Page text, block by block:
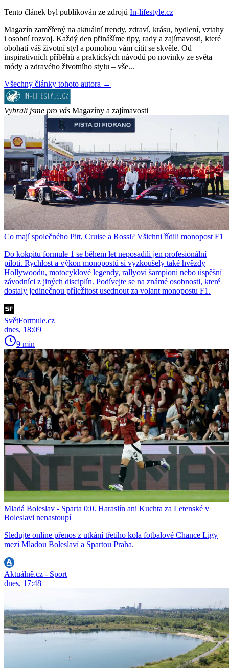
Tento článek byl publikován ze zdrojů In-lifestyle.cz
Magazín zaměřený na aktuální trendy, zdraví, krásu, bydlení, vztahy
i osobní rozvoj. Každý den přinášíme tipy, rady a zajímavosti, které
obohatí váš životní styl a pomohou vám cítit se skvěle. Od
inspirativních příběhů a praktických návodů po novinky ze světa
módy a zdravého životního stylu – vše...
Všechny články tohoto autora →
Vybrali jsme pro vás Magazíny a zajímavosti
Co mají společného Pitt, Cruise a Rossi? Všichni řídili monopost F1
Do kokpitu formule 1 se během let neposadili jen profesionální
piloti. Rychlost a výkon monopostů si vyzkoušely také hvězdy
Hollywoodu, motocyklové legendy, rallyoví šampioni nebo úspěšní
závodníci z jiných disciplín. Podívejte se na známé osobnosti, které
dostaly jedinečnou příležitost usednout za volant monopostu F1.
SvětFormule.cz
dnes, 18:09
9 min
Mladá Boleslav - Sparta 0:0. Haraslín ani Kuchta za Letenské v
Boleslavi nenastoupí
Sledujte online přenos z utkání třetího kola fotbalové Chance Ligy
mezi Mladou Boleslaví a Spartou Praha.
Aktuálně.cz - Sport
dnes, 17:48